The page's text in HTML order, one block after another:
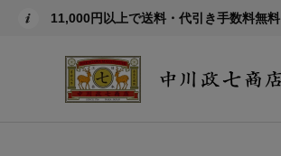
11,000円以上で送料・代引き手数料無料